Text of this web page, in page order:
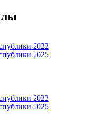
2022
2025
2022
2025